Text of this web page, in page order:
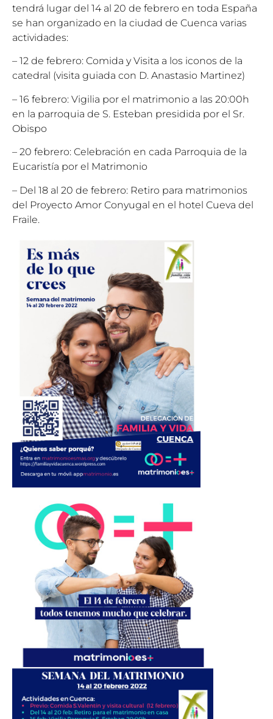
tendrá lugar del 14 al 20 de febrero en toda España
se han organizado en la ciudad de Cuenca varias
actividades:
– 12 de febrero: Comida y Visita a los iconos de la
catedral (visita guiada con D. Anastasio Martinez)
– 16 febrero: Vigilia por el matrimonio a las 20:00h
en la parroquia de S. Esteban presidida por el Sr.
Obispo
– 20 febrero: Celebración en cada Parroquia de la
Eucaristía por el Matrimonio
– Del 18 al 20 de febrero: Retiro para matrimonios
del Proyecto Amor Conyugal en el hotel Cueva del
Fraile.